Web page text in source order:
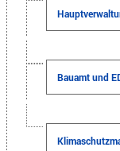
Bauamt und